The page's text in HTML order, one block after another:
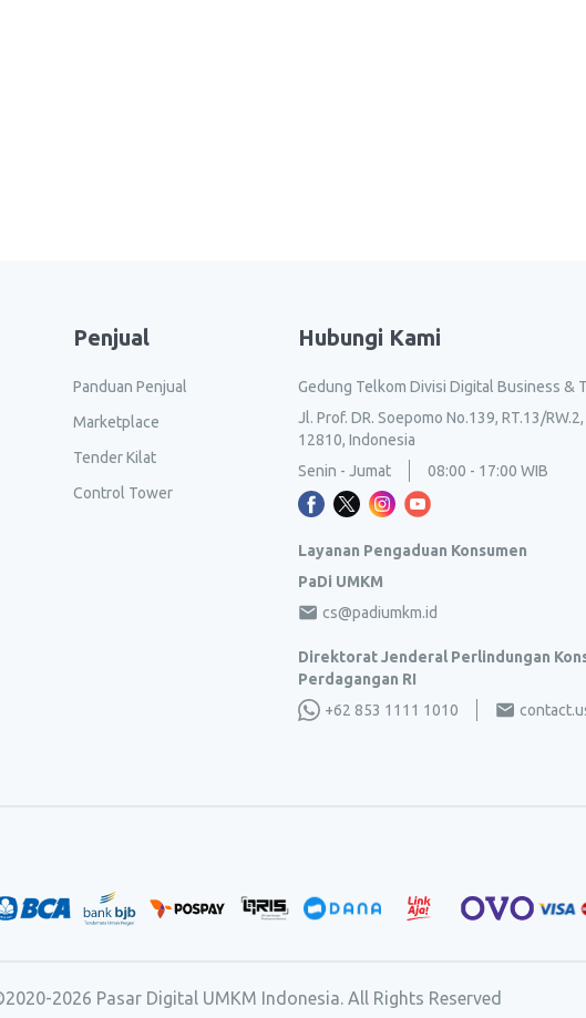
Penjual
Panduan Penjual
Marketplace
Tender Kilat
Control Tower
Hubungi Kami
Gedung Telkom Divisi Digital Business &
Jl. Prof. DR. Soepomo No.139, RT.13/
12810, Indonesia
Senin - Jumat
08:00 - 17:00 WIB
Layanan Pengaduan Konsumen
PaDi UMKM
cs@padiumkm.id
Direktorat Jenderal Perlindungan
Perdagangan RI
+62 853 1111 1010
2026 Pasar Digital UMKM Indonesia. All Rights Reserved